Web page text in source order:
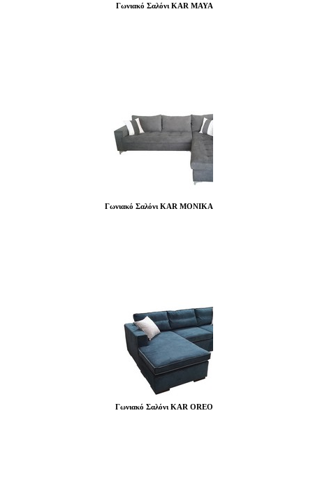
Γωνιακό Σαλόνι KAR MAYA
Γωνιακό Σαλόνι KAR MONIKA
Γωνιακό Σαλόνι KAR OREO